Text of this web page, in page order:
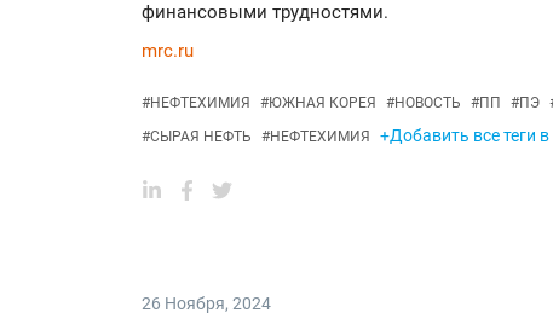
финансовыми трудностями.
mrc.ru
#НЕФТЕХИМИЯ #ЮЖНАЯ КОРЕЯ #НОВОСТЬ #ПП #ПЭ
#СЫРАЯ НЕФТЬ #НЕФТЕХИМИЯ +Добавить все теги
26 Ноября, 2024